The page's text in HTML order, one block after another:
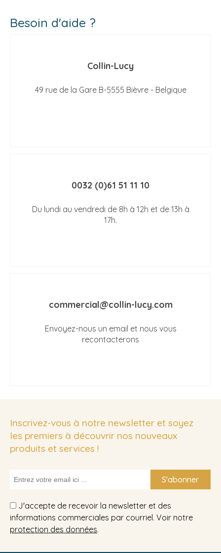
Besoin d'aide ?
Collin-Lucy
49 rue de la Gare B-5555 Bièvre - Belgique
0032 (0)61 51 11 10
Du lundi au vendredi de 8h à 12h et de 13h à
17h.
commercial@collin-lucy.com
Envoyez-nous un email et nous vous
recontacterons
Inscrivez-vous à notre newsletter et soyez
les premiers à découvrir nos nouveaux
produits et services !
S'abonner
J'accepte de recevoir la newsletter et des
informations commerciales par courriel. Voir notre
protection des données.